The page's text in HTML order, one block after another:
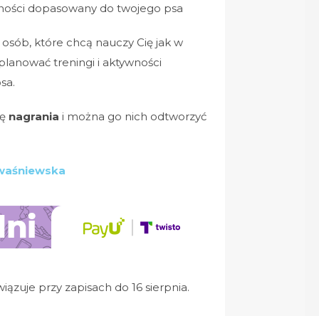
dopasowany do twojego psa
które chcą nauczy Cię jak w
treningi i aktywności
nagrania i można go nich odtworzyć
przy zapisach do 16 sierpnia.